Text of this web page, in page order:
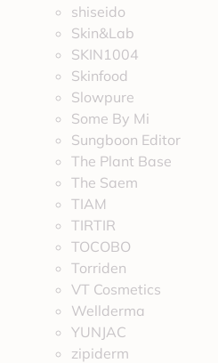
shiseido
Skin&Lab
SKIN1004
Skinfood
Slowpure
Some By Mi
Sungboon Editor
The Plant Base
The Saem
TIAM
TIRTIR
TOCOBO
Torriden
VT Cosmetics
Wellderma
YUNJAC
zipiderm